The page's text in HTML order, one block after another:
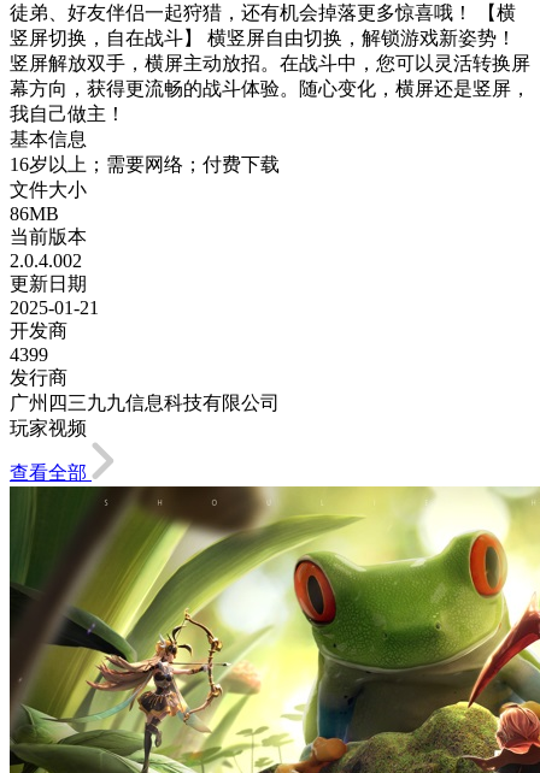
徒弟、好友伴侣一起狩猎，还有机会掉落更多惊喜哦！ 【横
竖屏切换，自在战斗】 横竖屏自由切换，解锁游戏新姿势！
竖屏解放双手，横屏主动放招。在战斗中，您可以灵活转换屏
幕方向，获得更流畅的战斗体验。随心变化，横屏还是竖屏，
我自己做主！
基本信息
16岁以上；需要网络；付费下载
文件大小
86MB
当前版本
2.0.4.002
更新日期
2025-01-21
开发商
4399
发行商
广州四三九九信息科技有限公司
玩家视频
查看全部